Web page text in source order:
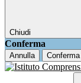
Chiudi
Conferma
Annulla Conferma